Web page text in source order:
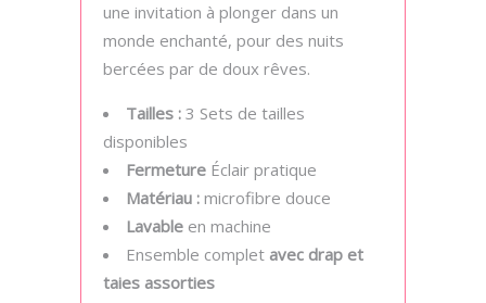
une invitation à plonger dans un
monde enchanté, pour des nuits
bercées par de doux rêves.
Tailles : 3 Sets de tailles
disponibles
Fermeture Éclair pratique
Matériau : microfibre douce
Lavable en machine
Ensemble complet avec drap et
taies assorties